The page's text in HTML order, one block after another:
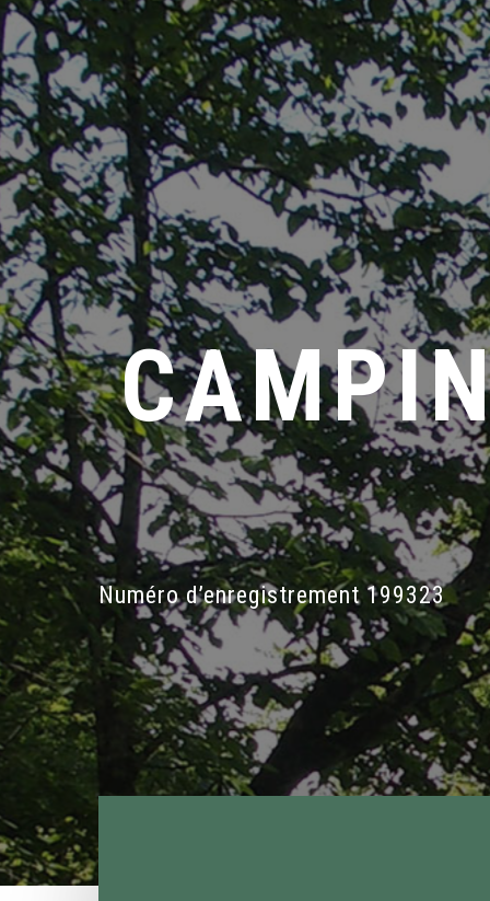
Numéro d’enregistrement 199323